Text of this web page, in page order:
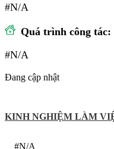
#N/A
Quá trình công tác:
#N/A
Đang cập nhật
KINH NGHIỆM LÀM
#N/A